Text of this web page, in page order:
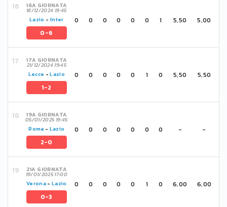
16A GIORNATA
16/12/2024 19:45
Lazio - Inter
0-6
0 0 0 0 0 0 1 5,50 5,00
17A GIORNATA
21/12/2024 19:45
Lecce -Lazio
1-2
0 0 0 0 0 1 0 5,50 5,50
19A GIORNATA
05/01/2025 19:45
Roma - Lazio
2-0
0 0 0 0 0 0 0 - -
21A GIORNATA
19/01/2025 17:00
Verona -Lazio
0-3
0 0 0 0 0 1 0 6,00 6,00